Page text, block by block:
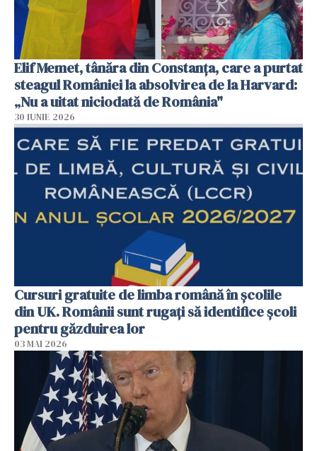
Elif Memet, tânăra din Constanța, care a purtat
steagul României la absolvirea de la Harvard:
„Nu a uitat niciodată de România"
30 IUNIE 2026
Cursuri gratuite de limba română în școlile
din UK. Românii sunt rugați să identifice școli
pentru găzduirea lor
03 MAI 2026